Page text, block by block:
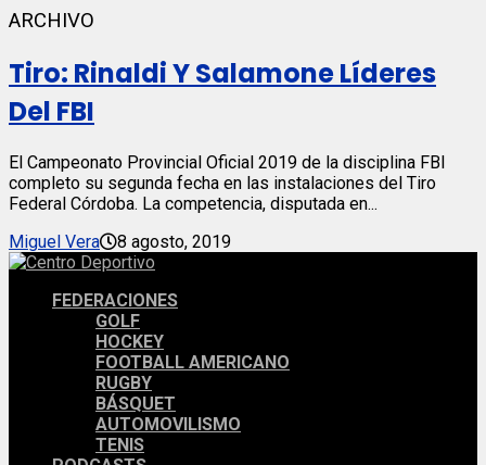
ARCHIVO
Tiro: Rinaldi Y Salamone Líderes
Del FBI
El Campeonato Provincial Oficial 2019 de la disciplina FBI
completo su segunda fecha en las instalaciones del Tiro
Federal Córdoba. La competencia, disputada en...
Miguel Vera
8 agosto, 2019
FEDERACIONES
GOLF
HOCKEY
FOOTBALL AMERICANO
RUGBY
BÁSQUET
AUTOMOVILISMO
TENIS